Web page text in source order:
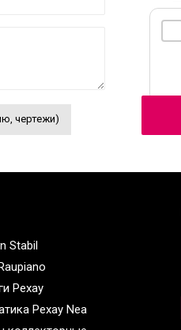
чертежи)
Stabil
Рехау
Рехау Nea